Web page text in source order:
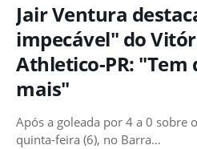
Jair Ventura
impecável" do
Athletico-PR: "Tem
mais"
Após a goleada por 4 a 0 sobre
quinta-feira (6), no Barra…